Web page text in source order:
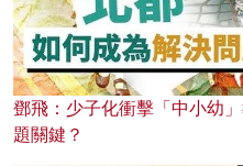
鄧飛：少子化衝擊「中小幼
題關鍵？